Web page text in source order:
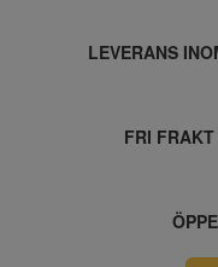
LEVERANS
FRI